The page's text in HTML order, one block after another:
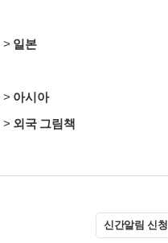
> 일본
> 아시아
> 외국 그림책
신간알림 신청